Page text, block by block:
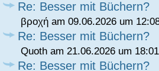
Re: Besser mit Büchern?
βροχή am 09.06.2026 um
Re: Besser mit Büchern?
Quoth am 21.06.2026 um
Re: Besser mit Büchern?